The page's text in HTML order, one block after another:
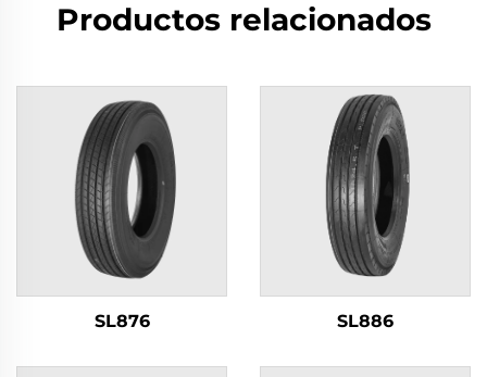
Productos relacionados
SL876 SL886